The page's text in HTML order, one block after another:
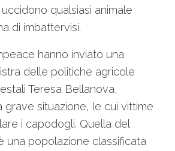
qualsiasi animale
di imbattervisi.
hanno inviato una
delle politiche agricole
Teresa Bellanova,
grave situazione, le cui vittime
i capodogli. Quella del
una popolazione classificata